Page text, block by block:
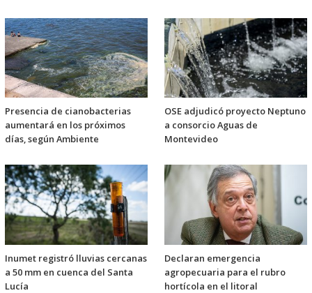
Presencia de cianobacterias
aumentará en los próximos
días, según Ambiente
OSE adjudicó proyecto Neptuno
a consorcio Aguas de
Montevideo
Inumet registró lluvias cercanas
a 50 mm en cuenca del Santa
Lucía
Declaran emergencia
agropecuaria para el rubro
hortícola en el litoral